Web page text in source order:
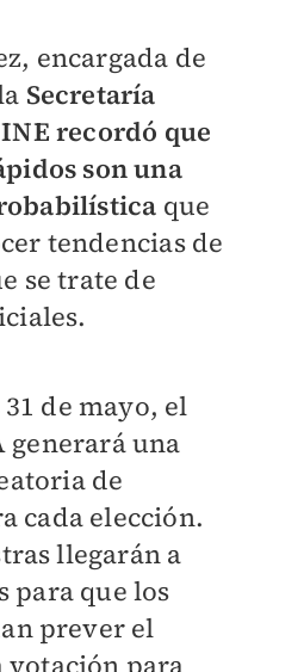
encargada de
Secretaría
recordó que
son una
que
tendencias de
se trate de
de mayo, el
generará una
de
cada elección.
llegarán a
para que los
prever el